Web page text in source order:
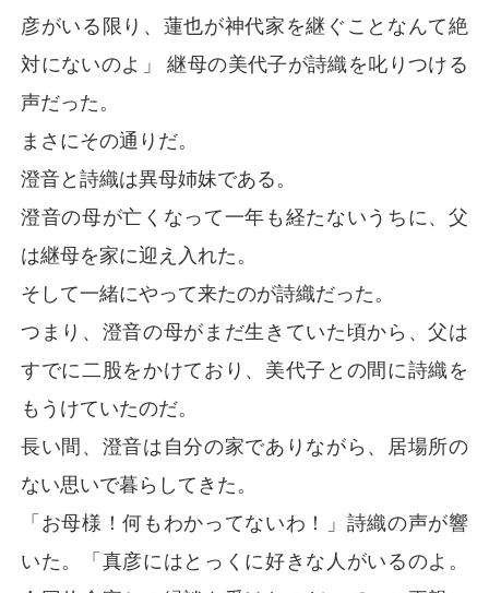
彦がいる限り、蓮也が神代家を継ぐことなんて絶
対にないのよ」 継母の美代子が詩織を叱りつける
声だった。
まさにその通りだ。
澄音と詩織は異母姉妹である。
澄音の母が亡くなって一年も経たないうちに、父
は継母を家に迎え入れた。
そして一緒にやって来たのが詩織だった。
つまり、澄音の母がまだ生きていた頃から、父は
すでに二股をかけており、美代子との間に詩織を
もうけていたのだ。
長い間、澄音は自分の家でありながら、居場所の
ない思いで暮らしてきた。
「お母様！何もわかってないわ！」詩織の声が響
いた。「真彦にはとっくに好きな人がいるのよ。